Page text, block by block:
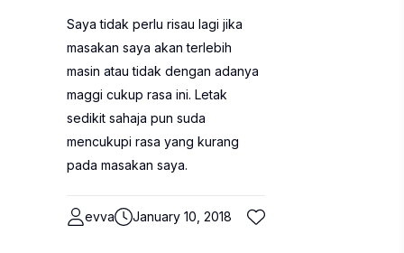
Saya tidak perlu risau lagi jika
masakan saya akan terlebih
masin atau tidak dengan adanya
maggi cukup rasa ini. Letak
sedikit sahaja pun suda
mencukupi rasa yang kurang
pada masakan saya.
evva January 10, 2018